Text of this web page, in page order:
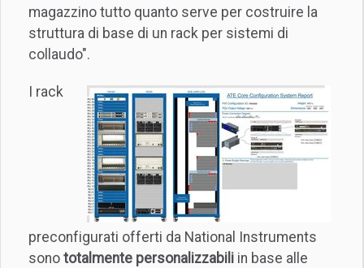
magazzino tutto quanto serve per costruire la
struttura di base di un rack per sistemi di
collaudo".
I rack
preconfigurati offerti da National Instruments
sono totalmente personalizzabili in base alle